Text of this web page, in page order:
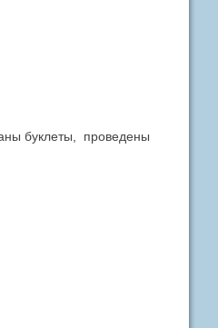
буклеты, проведены